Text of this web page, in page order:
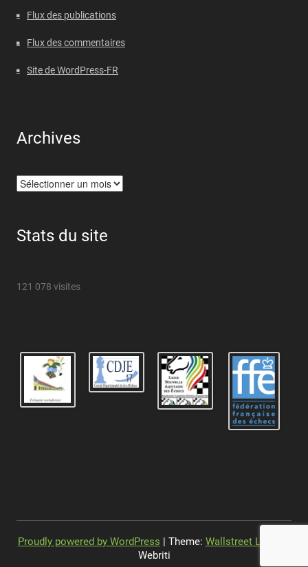
Flux des publications
Flux des commentaires
Site de WordPress-FR
Archives
Archives
Stats du site
121 078 visites
Proudly powered by WordPress | Theme: Wallstreet Light
Webriti